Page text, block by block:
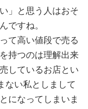
」と思う人はおそ
ですね。
て高い値段で売る
持つのは理解出来
しているお店とい
ない私としまして
になってしまいま